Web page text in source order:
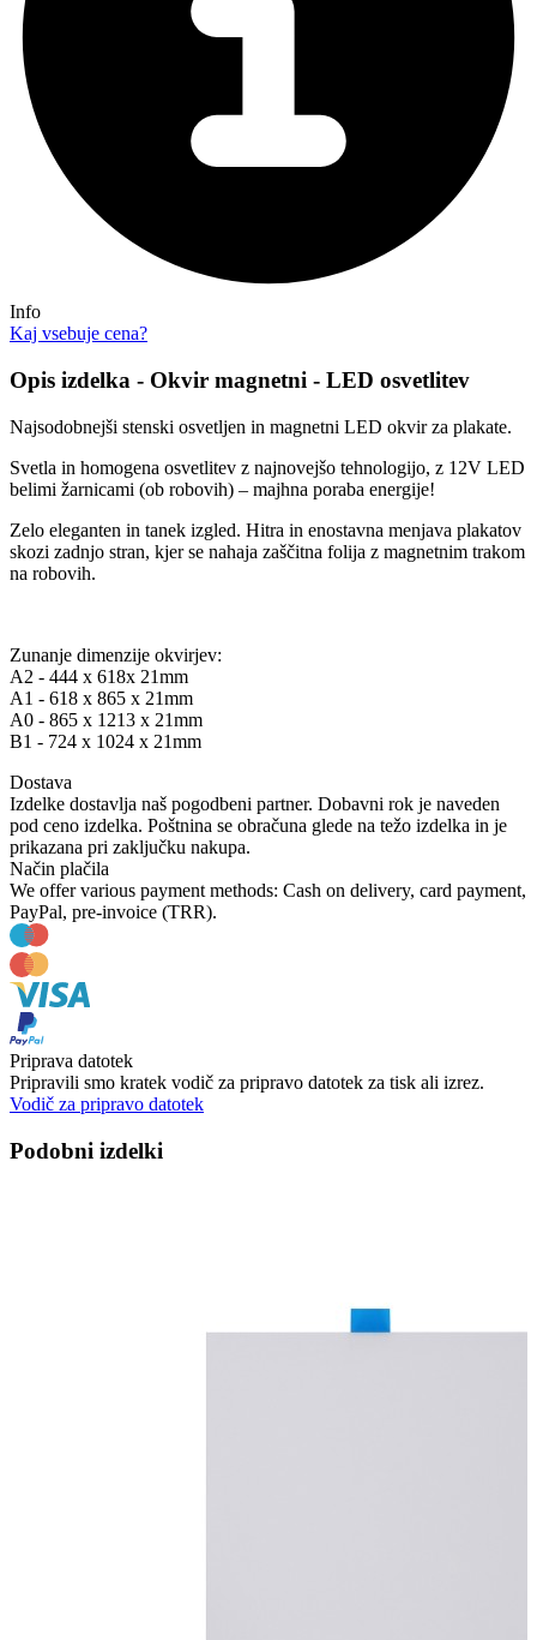
Info
Kaj vsebuje cena?
Opis izdelka - Okvir magnetni - LED osvetlitev
Najsodobnejši stenski osvetljen in magnetni LED okvir za plakate.
Svetla in homogena osvetlitev z najnovejšo tehnologijo, z 12V LED
belimi žarnicami (ob robovih) – majhna poraba energije!
Zelo eleganten in tanek izgled. Hitra in enostavna menjava plakatov
skozi zadnjo stran, kjer se nahaja zaščitna folija z magnetnim trakom
na robovih.
Zunanje dimenzije okvirjev:
A2 - 444 x 618x 21mm
A1 - 618 x 865 x 21mm
A0 - 865 x 1213 x 21mm
B1 - 724 x 1024 x 21mm
Dostava
Izdelke dostavlja naš pogodbeni partner. Dobavni rok je naveden
pod ceno izdelka. Poštnina se obračuna glede na težo izdelka in je
prikazana pri zaključku nakupa.
Način plačila
We offer various payment methods: Cash on delivery, card payment,
PayPal, pre-invoice (TRR).
Priprava datotek
Pripravili smo kratek vodič za pripravo datotek za tisk ali izrez.
Vodič za pripravo datotek
Podobni izdelki